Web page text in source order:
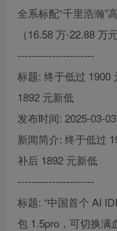
全系标配“千里浩瀚”
（16.58 万-22.88 万
----------------------
标题: 终于低过 1900
1892 元新低
发布时间: 2025-03-
新闻简介: 终于低过
补后 1892 元新低
----------------------
标题: “中国首个 AI
包 1.5pro，可切换满